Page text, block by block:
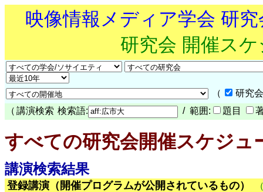
映像情報メディア学会 研
研究会 開催ス
（
研究
（ 講演検索 検索語: / 範囲: 題目
すべての研究会開催スケジュ
講演検索結果
登録講演（開催プログラムが公開されているもの）